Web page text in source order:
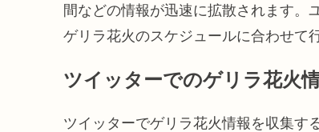
間などの情報が迅速に拡散されます。
ゲリラ花火のスケジュールに合わせて
ツイッターでのゲリラ花火
ツイッターでゲリラ花火情報を収集す